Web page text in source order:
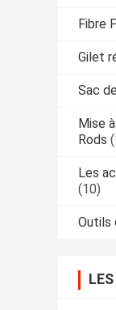
Fibre
Gilet
Sac
Mise
Rods
Les
(10)
Outils